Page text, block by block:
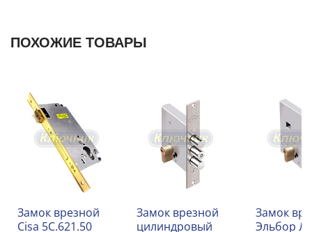
ПОХОЖИЕ ТОВАРЫ
Замок врезной
Cisa 5C.621.50
Замок врезной
цилиндровый
Замок
Эльбор